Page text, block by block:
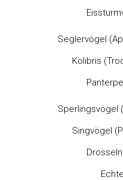
Seglervögel
Kolibris
Panterpe
Sperlingsvögel
Singvögel